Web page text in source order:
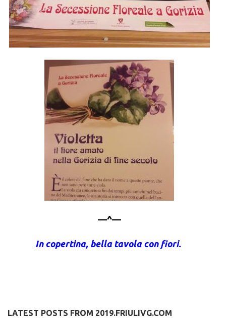
—^—
In copertina, bella tavola con fiori.
LATEST POSTS FROM 2019.FRIULIVG.COM